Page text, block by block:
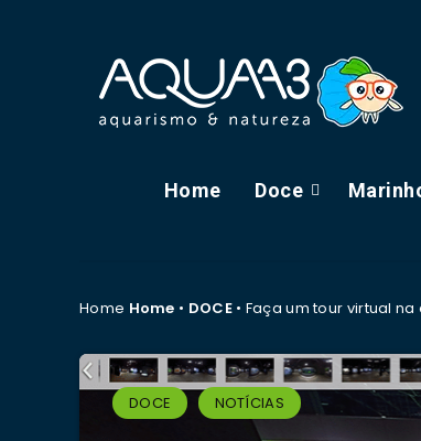
Home Doce
Home Home • DOCE• Faça um tour virtual
DOCE NOTÍCIAS